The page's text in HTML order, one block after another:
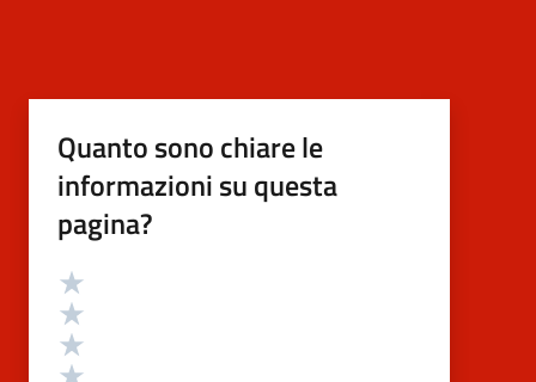
Quanto sono chiare le
informazioni su questa
pagina?
Valutazione